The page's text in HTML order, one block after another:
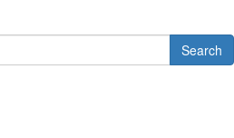
Search